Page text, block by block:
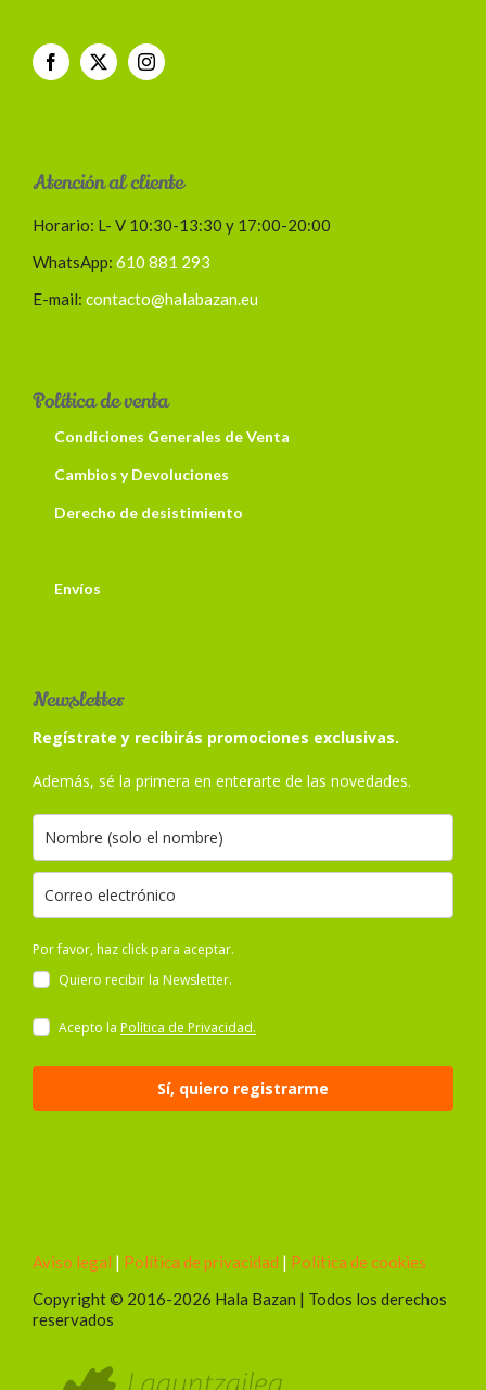
Atención al cliente
Horario: L- V 10:30-13:30 y 17:00-20:00
WhatsApp: 610 881 293
E-mail: contacto@halabazan.eu
Política de venta
Condiciones Generales de Venta
Cambios y Devoluciones
Derecho de desistimiento
Envíos
Newsletter
Regístrate y recibirás promociones exclusivas.
Además, sé la primera en enterarte de las novedades.
Por favor, haz click para aceptar.
Quiero recibir la Newsletter.
Acepto la Política de Privacidad.
Sí, quiero registrarme
Aviso legal | Política de privacidad | Política de cookies
Copyright © 2016-2026 Hala Bazan | Todos los derechos
reservados